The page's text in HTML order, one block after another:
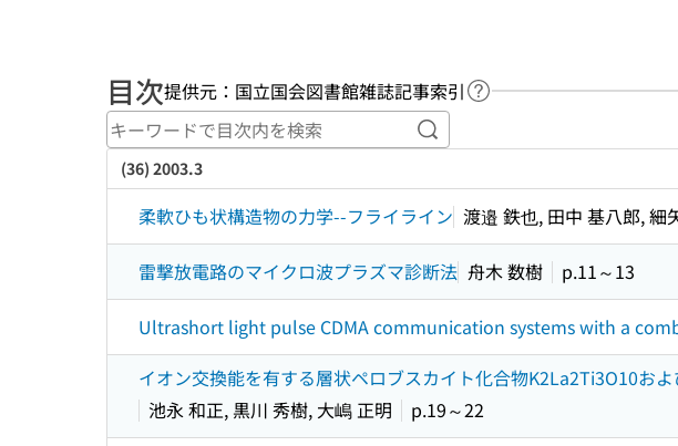
目次提供元：国立国会図書館雑誌記事索引 ヘルプページへのリンク
キーワードで目次内を検索
(36) 2003.3
柔軟ひも状構造物の力学--フライライン 渡邉 鉄也, 田中 基八郎, 細
雷撃放電路のマイクロ波プラズマ診断法 舟木 数樹 p.11～13
Ultrashort light pulse CDMA communication systems with a
イオン交換能を有する層状ペロブスカイト化合物K2La2Ti3O10お
池永 和正, 黒川 秀樹, 大嶋 正明
p.19～22